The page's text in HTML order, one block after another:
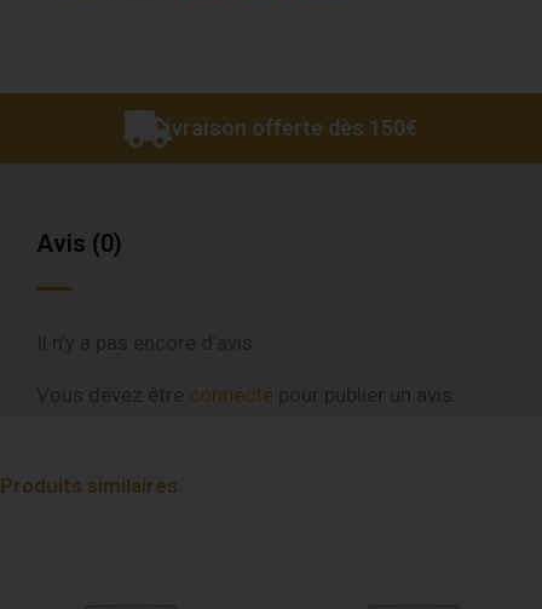
Livraison offerte dès 150€
Avis (0)
connecté
Produits similaires